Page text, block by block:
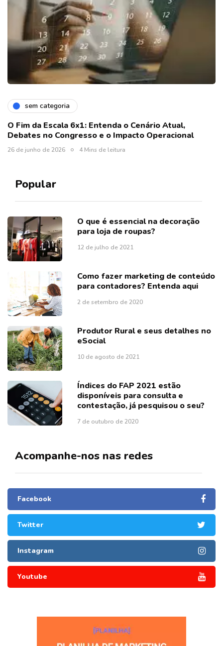
sem categoria
O Fim da Escala 6x1: Entenda o Cenário Atual,
Debates no Congresso e o Impacto Operacional
26 de junho de 2026 4 Mins de leitura
Popular
O que é essencial na decoração
para loja de roupas?
12 de julho de 2021
Como fazer marketing de conteúdo
para contadores? Entenda aqui
2 de setembro de 2020
Produtor Rural e seus detalhes no
eSocial
10 de agosto de 2021
Índices do FAP 2021 estão
disponíveis para consulta e
contestação, já pesquisou o seu?
7 de outubro de 2020
Acompanhe-nos nas redes
Facebook
Twitter
Instagram
Youtube